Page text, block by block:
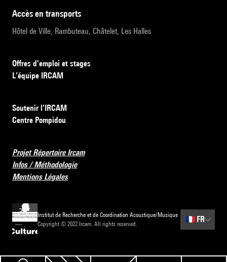
accès en transports
Hôtel de Ville, Rambuteau, Châtelet, Les Halles
Offres d’emploi et stages
L’équipe IRCAM
Soutenir l’IRCAM
Centre Pompidou
Projet Répertoire Ircam
Infos / Méthodologie
Mentions Légales
Institut de Recherche et de Coordination Acoustique/Musique
Copyright © 2022 Ircam. All rights reserved.
🇫🇷 FR